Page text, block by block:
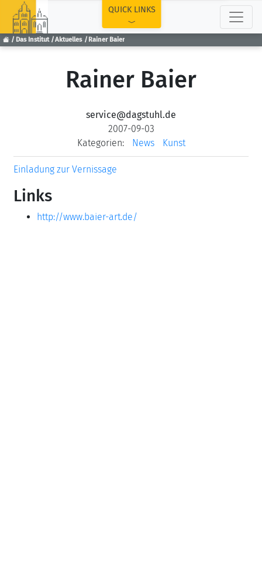
Das Institut Aktuelles Rainer Baier
QUICK LINKS
Rainer Baier
service@dagstuhl.de
2007-09-03
Kategorien:
News Kunst
Einladung zur Vernissage
Links
http://www.baier-art.de/